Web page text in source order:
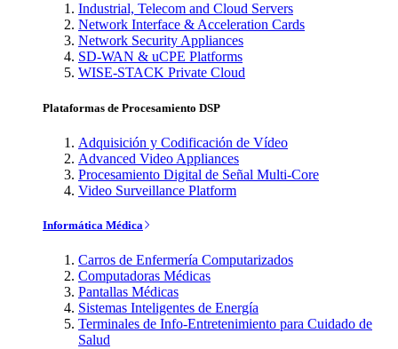
Industrial, Telecom and Cloud Servers
Network Interface & Acceleration Cards
Network Security Appliances
SD-WAN & uCPE Platforms
WISE-STACK Private Cloud
Plataformas de Procesamiento DSP
Adquisición y Codificación de Vídeo
Advanced Video Appliances
Procesamiento Digital de Señal Multi-Core
Video Surveillance Platform
Informática Médica
Carros de Enfermería Computarizados
Computadoras Médicas
Pantallas Médicas
Sistemas Inteligentes de Energía
Terminales de Info-Entretenimiento para Cuidado de
Salud